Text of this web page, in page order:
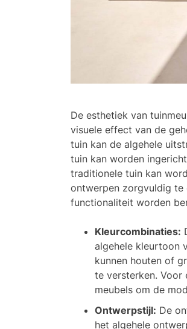
De esthetiek van
visuele effect van de
tuin kan de algehele
tuin kan worden
traditionele tuin kan
ontwerpen zorgvuldig te
functionaliteit worden
Kleurcombinaties:
algehele kleurtoon
kunnen houten of
te versterken. Voor
meubels om de
Ontwerpstijl: De
het algehele